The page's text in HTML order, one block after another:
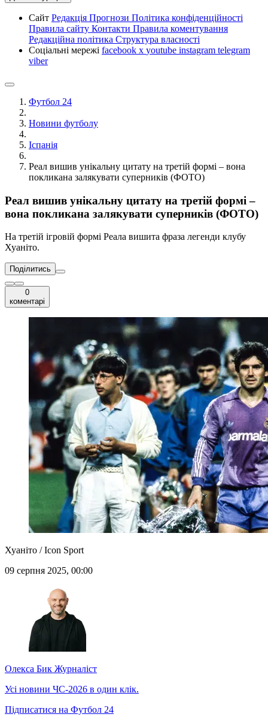
Сайт Редакція Прогнози Політика конфіденційності
Правила сайту Контакти Правила коментування
Редакційна політика Структура власності
Соціальні мережі facebook x youtube instagram telegram
viber
Футбол 24
Новини футболу
Іспанія
Реал вишив унікальну цитату на третій формі – вона
покликана залякувати суперників (ФОТО)
Реал вишив унікальну цитату на третій формі –
вона покликана залякувати суперників (ФОТО)
На третій ігровій формі Реала вишита фраза легенди клубу
Хуаніто.
Поділитись
0
коментарі
Хуаніто / Icon Sport
09 серпня 2025, 00:00
Олекса Бик Журналіст
Усі новини ЧС-2026 в один клік.
Підписатися на Футбол 24